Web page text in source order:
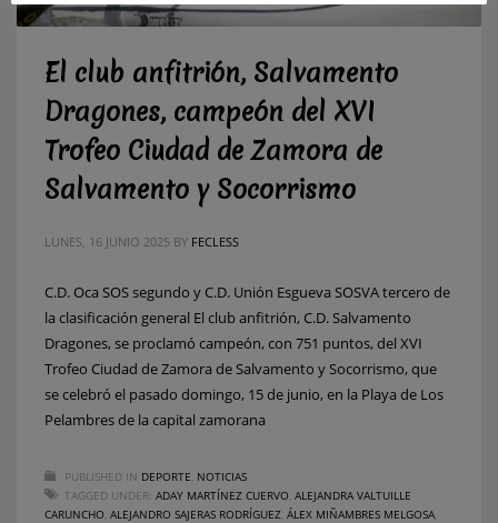
El club anfitrión, Salvamento
Dragones, campeón del XVI
Trofeo Ciudad de Zamora de
Salvamento y Socorrismo
LUNES, 16 JUNIO 2025 BY FECLESS
C.D. Oca SOS segundo y C.D. Unión Esgueva SOSVA tercero de
la clasificación general El club anfitrión, C.D. Salvamento
Dragones, se proclamó campeón, con 751 puntos, del XVI
Trofeo Ciudad de Zamora de Salvamento y Socorrismo, que
se celebró el pasado domingo, 15 de junio, en la Playa de Los
Pelambres de la capital zamorana
PUBLISHED IN DEPORTE NOTICIAS
TAGGED UNDER: ADAY MARTÍNEZ CUERVO ALEJANDRA VALTUILLE
CARUNCHO ALEJANDRO SAJERAS RODRÍGUEZ ÁLEX MIÑAMBRES MELGOSA